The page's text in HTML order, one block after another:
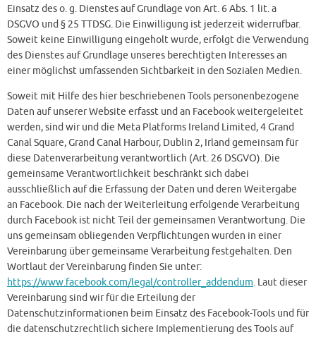
Einsatz des o. g. Dienstes auf Grundlage von Art. 6 Abs. 1 lit. a
DSGVO und § 25 TTDSG. Die Einwilligung ist jederzeit widerrufbar.
Soweit keine Einwilligung eingeholt wurde, erfolgt die Verwendung
des Dienstes auf Grundlage unseres berechtigten Interesses an
einer möglichst umfassenden Sichtbarkeit in den Sozialen Medien.
Soweit mit Hilfe des hier beschriebenen Tools personenbezogene
Daten auf unserer Website erfasst und an Facebook weitergeleitet
werden, sind wir und die Meta Platforms Ireland Limited, 4 Grand
Canal Square, Grand Canal Harbour, Dublin 2, Irland gemeinsam für
diese Datenverarbeitung verantwortlich (Art. 26 DSGVO). Die
gemeinsame Verantwortlichkeit beschränkt sich dabei
ausschließlich auf die Erfassung der Daten und deren Weitergabe
an Facebook. Die nach der Weiterleitung erfolgende Verarbeitung
durch Facebook ist nicht Teil der gemeinsamen Verantwortung. Die
uns gemeinsam obliegenden Verpflichtungen wurden in einer
Vereinbarung über gemeinsame Verarbeitung festgehalten. Den
Wortlaut der Vereinbarung finden Sie unter:
https://www.facebook.com/legal/controller_addendum. Laut dieser
Vereinbarung sind wir für die Erteilung der
Datenschutzinformationen beim Einsatz des Facebook-Tools und für
die datenschutzrechtlich sichere Implementierung des Tools auf